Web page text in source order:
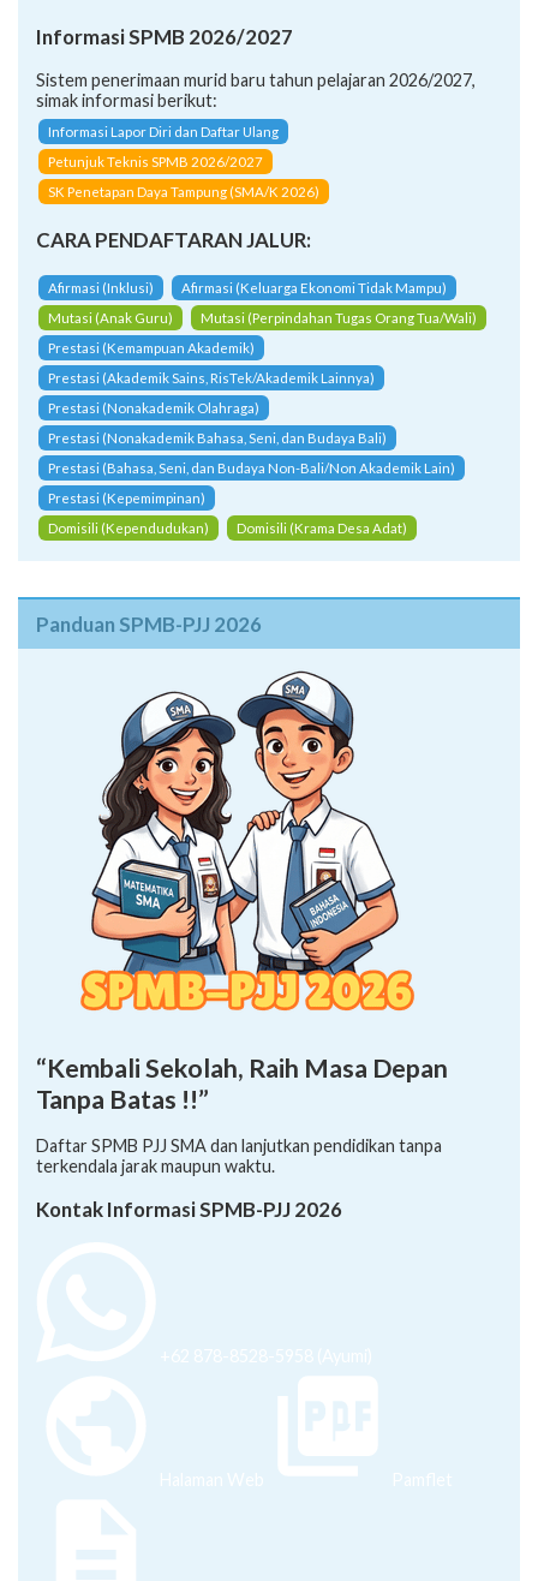
Informasi SPMB 2026/2027
Sistem penerimaan murid baru tahun pelajaran 2026/2027,
simak informasi berikut:
Informasi Lapor Diri dan Daftar Ulang
Petunjuk Teknis SPMB 2026/2027
SK Penetapan Daya Tampung (SMA/K 2026)
CARA PENDAFTARAN JALUR:
Afirmasi (Inklusi)
Afirmasi (Keluarga Ekonomi Tidak Mampu)
Mutasi (Anak Guru)
Mutasi (Perpindahan Tugas Orang Tua/Wali)
Prestasi (Kemampuan Akademik)
Prestasi (Akademik Sains, RisTek/Akademik Lainnya)
Prestasi (Nonakademik Olahraga)
Prestasi (Nonakademik Bahasa, Seni, dan Budaya Bali)
Prestasi (Bahasa, Seni, dan Budaya Non-Bali/Non Akademik Lain)
Prestasi (Kepemimpinan)
Domisili (Kependudukan)
Domisili (Krama Desa Adat)
Panduan SPMB-PJJ 2026
“Kembali Sekolah, Raih Masa Depan
Tanpa Batas !!”
Daftar SPMB PJJ SMA dan lanjutkan pendidikan tanpa
terkendala jarak maupun waktu.
Kontak Informasi SPMB-PJJ 2026
+62 878-8528-5958 (Ayumi)
Halaman Web Pamflet